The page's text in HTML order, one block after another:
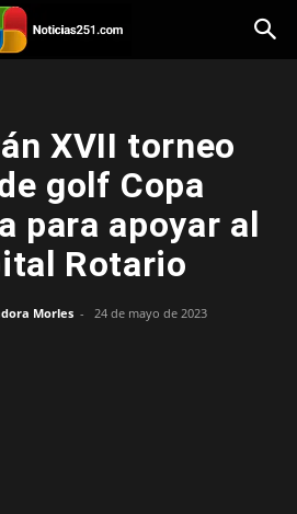
XVII torneo
golf Copa
para apoyar al
Rotario
Morles - 24 de mayo de 2023